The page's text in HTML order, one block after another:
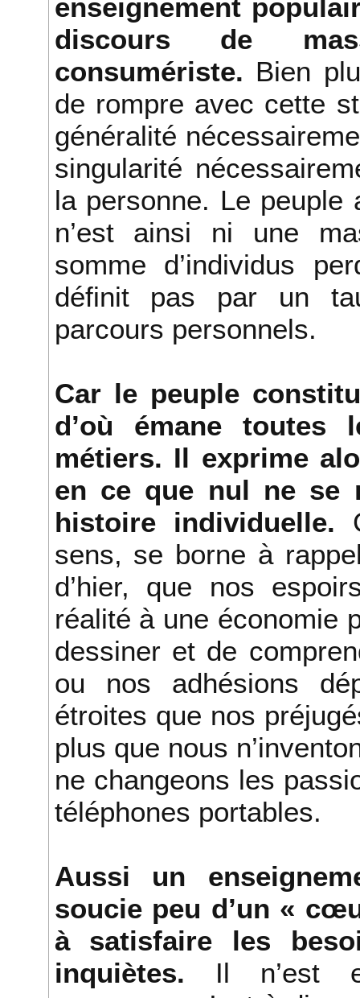
enseignement
discours de
consumériste. Bien
de rompre avec cette
généralité
singularité
la personne. Le peuple
n’est ainsi ni une
somme d’individus
définit pas par un
parcours personnels.
Car le peuple
d’où émane toutes
métiers. Il exprime
en ce que nul ne se
histoire individuelle.
sens, se borne à
d’hier, que nos
réalité à une économie
dessiner et de
ou nos adhésions
étroites que nos
plus que nous
ne changeons les
téléphones portables.
Aussi un
soucie peu d’un «
à satisfaire les
inquiètes. Il n’est